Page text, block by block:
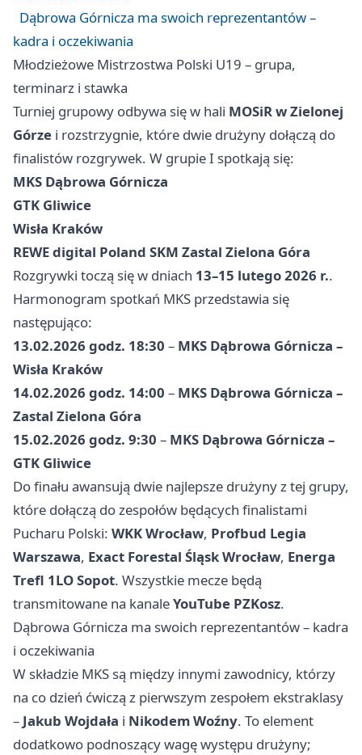
Dąbrowa Górnicza ma swoich reprezentantów –
kadra i oczekiwania
Młodzieżowe Mistrzostwa Polski U19 – grupa,
terminarz i stawka
Turniej grupowy odbywa się w hali MOSiR w Zielonej
Górze i rozstrzygnie, które dwie drużyny dołączą do
finalistów rozgrywek. W grupie I spotkają się:
MKS Dąbrowa Górnicza
GTK Gliwice
Wisła Kraków
REWE digital Poland SKM Zastal Zielona Góra
Rozgrywki toczą się w dniach 13–15 lutego 2026 r..
Harmonogram spotkań MKS przedstawia się
następująco:
13.02.2026 godz. 18:30 – MKS Dąbrowa Górnicza –
Wisła Kraków
14.02.2026 godz. 14:00 – MKS Dąbrowa Górnicza –
Zastal Zielona Góra
15.02.2026 godz. 9:30 – MKS Dąbrowa Górnicza –
GTK Gliwice
Do finału awansują dwie najlepsze drużyny z tej grupy,
które dołączą do zespołów będących finalistami
Pucharu Polski: WKK Wrocław, Profbud Legia
Warszawa, Exact Forestal Śląsk Wrocław, Energa
Trefl 1LO Sopot. Wszystkie mecze będą
transmitowane na kanaleYouTube PZKosz.
Dąbrowa Górnicza ma swoich reprezentantów – kadra
i oczekiwania
W składzie MKS są między innymi zawodnicy, którzy
na co dzień ćwiczą z pierwszym zespołem ekstraklasy
– Jakub Wojdała i Nikodem Woźny. To element
dodatkowo podnoszący wagę występu drużyny;